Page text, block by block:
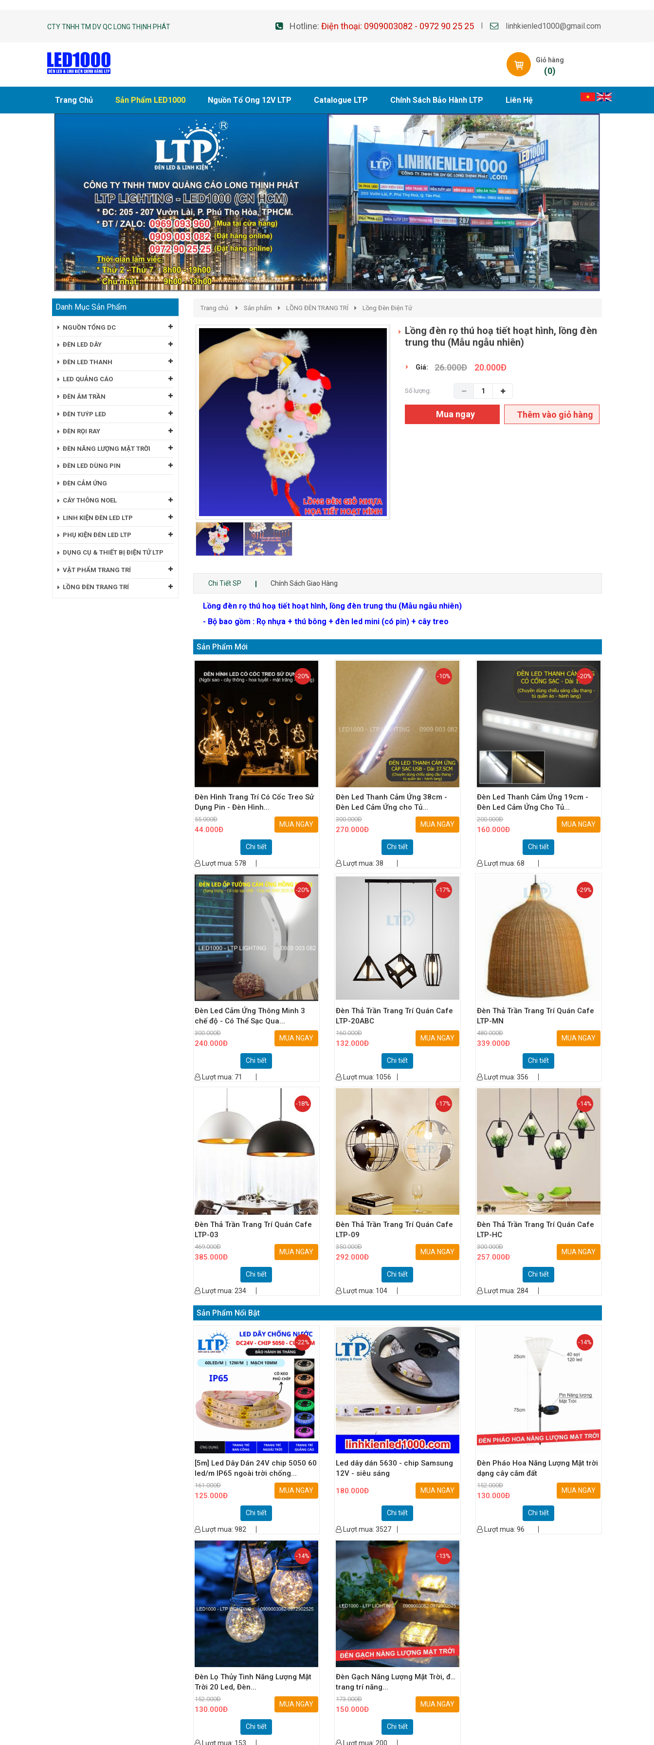
CTY TNHH TM DV QC LONG THỊNH PHÁT Hotline: Điện thoại: 0909003082 - 0972 90 25 25 linhkienled1000@gmail.com
Giỏ hàng
(0)
Trang Chủ Sản Phẩm LED1000 Nguồn Tổ Ong 12V LTP Catalogue LTP Chính Sách Bảo Hành LTP Liên Hệ
Danh Mục Sản Phẩm
NGUỒN TỔNG DC
ĐÈN LED DÂY
ĐÈN LED THANH
LED QUẢNG CÁO
ĐÈN ÂM TRẦN
ĐÈN TUÝP LED
ĐÈN RỌI RAY
ĐÈN NĂNG LƯỢNG MẶT TRỜI
ĐÈN LED DÙNG PIN
ĐÈN CẢM ỨNG
CÂY THÔNG NOEL
LINH KIỆN ĐÈN LED LTP
PHỤ KIỆN ĐÈN LED LTP
DỤNG CỤ & THIẾT BỊ ĐIỆN TỬ LTP
VẬT PHẨM TRANG TRÍ
LỒNG ĐÈN TRANG TRÍ
Trang chủ Sản phẩm LỒNG ĐÈN TRANG TRÍ Lồng Đèn Điện Tử
Lồng đèn rọ thú hoạ tiết hoạt hình, lồng đèn
trung thu (Mẫu ngẫu nhiên)
Giá: 26.000Đ 20.000Đ
Số lượng:
Mua ngay Thêm vào giỏ hàng
Chi Tiết SP Chính Sách Giao Hàng
Lồng đèn rọ thú hoạ tiết hoạt hình, lồng đèn trung thu (Mẫu ngẫu nhiên)
- Bộ bao gồm : Rọ nhựa + thú bông + đèn led mini (có pin) + cây treo
Sản Phẩm Mới
-20%
Đèn Hình Trang Trí Có Cốc Treo Sử
Dụng Pin - Đèn Hình...
55.000Đ
44.000Đ
MUA NGAY
Chi tiết
Lượt mua: 578
-10%
Đèn Led Thanh Cảm Ứng 38cm -
Đèn Led Cảm Ứng cho Tủ...
300.000Đ
270.000Đ
MUA NGAY
Chi tiết
Lượt mua: 38
-20%
Đèn Led Thanh Cảm Ứng 19cm -
Đèn Led Cảm Ứng Cho Tủ...
200.000Đ
160.000Đ
MUA NGAY
Chi tiết
Lượt mua: 68
-20%
Đèn Led Cảm Ứng Thông Minh 3
chế độ - Có Thể Sạc Qua...
300.000Đ
240.000Đ
MUA NGAY
Chi tiết
Lượt mua: 71
-17%
Đèn Thả Trần Trang Trí Quán Cafe
LTP-20ABC
160.000Đ
132.000Đ
MUA NGAY
Chi tiết
Lượt mua: 1056
-29%
Đèn Thả Trần Trang Trí Quán Cafe
LTP-MN
480.000Đ
339.000Đ
MUA NGAY
Chi tiết
Lượt mua: 356
-18%
Đèn Thả Trần Trang Trí Quán Cafe
LTP-03
469.000Đ
385.000Đ
MUA NGAY
Chi tiết
Lượt mua: 234
-17%
Đèn Thả Trần Trang Trí Quán Cafe
LTP-09
350.000Đ
292.000Đ
MUA NGAY
Chi tiết
Lượt mua: 104
-14%
Đèn Thả Trần Trang Trí Quán Cafe
LTP-HC
300.000Đ
257.000Đ
MUA NGAY
Chi tiết
Lượt mua: 284
Sản Phẩm Nổi Bật
-22%
[5m] Led Dây Dán 24V chip 5050 60
led/m IP65 ngoài trời chống...
161.000Đ
125.000Đ
MUA NGAY
Chi tiết
Lượt mua: 982
Led dây dán 5630 - chip Samsung
12V - siêu sáng
180.000Đ MUA NGAY
Chi tiết
Lượt mua: 3527
-14%
Đèn Pháo Hoa Năng Lượng Mặt trời
dạng cây cắm đất
152.000Đ
130.000Đ
MUA NGAY
Chi tiết
Lượt mua: 96
-14%
Đèn Lọ Thủy Tinh Năng Lượng Mặt
Trời 20 Led, Đèn...
152.000Đ
130.000Đ
MUA NGAY
Chi tiết
Lượt mua: 153
-13%
Đèn Gạch Năng Lượng Mặt Trời, đèn
trang trí năng...
173.000Đ
150.000Đ
MUA NGAY
Chi tiết
Lượt mua: 200